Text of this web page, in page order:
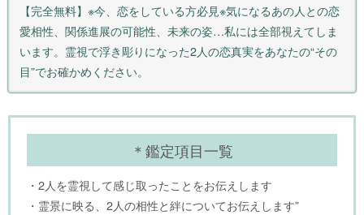
【完全無料】※今、恋をしている方必見※気になるあの人との恋
愛相性、関係進展の可能性、未来の姿…私には全部視えてしま
います。霊視で浮き彫りになった2人の恋真実をあなたの“その
目”でお確かめください。
＊鑑定項目一覧
・2人を霊視して感じ取ったことをお伝えします
・霊景に映る、2人の相性と絆についてお伝えします”